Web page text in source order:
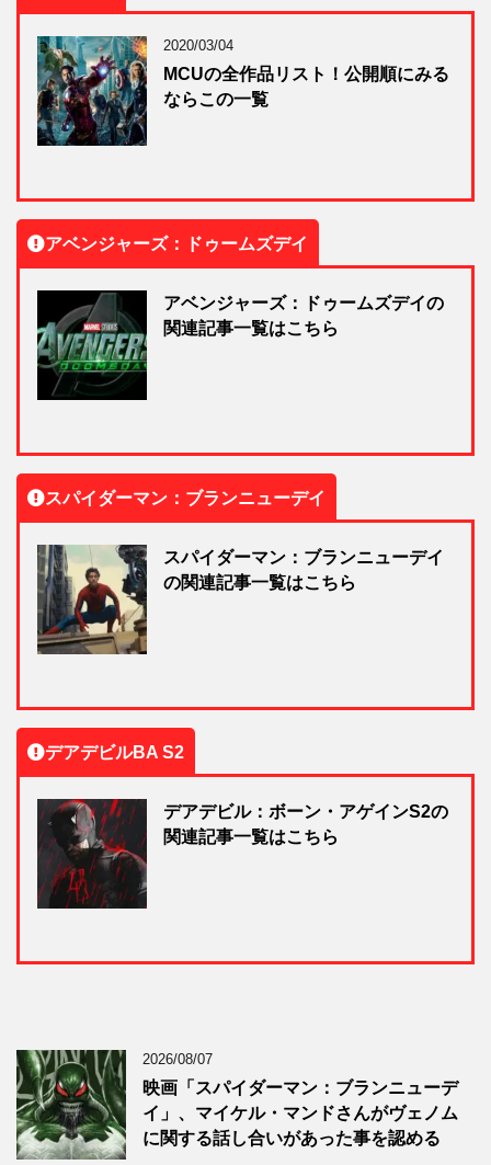
2020/03/04
MCUの全作品リスト！公開順にみる
ならこの一覧
アベンジャーズ：ドゥームズデイ
アベンジャーズ：ドゥームズデイの
関連記事一覧はこちら
スパイダーマン：ブランニューデイ
スパイダーマン：ブランニューデイ
の関連記事一覧はこちら
デアデビルBA S2
デアデビル：ボーン・アゲインS2の
関連記事一覧はこちら
2026/08/07
映画「スパイダーマン：ブランニューデ
イ」、マイケル・マンドさんがヴェノム
に関する話し合いがあった事を認める